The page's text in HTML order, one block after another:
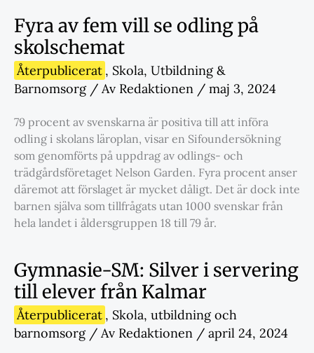
Fyra av fem vill se odling på
skolschemat
Återpublicerat , Skola, Utbildning &
Barnomsorg/ Av Redaktionen / maj 3, 2024
79 procent av svenskarna är positiva till att införa
odling i skolans läroplan, visar en Sifoundersökning
som genomförts på uppdrag av odlings- och
trädgårdsföretaget Nelson Garden. Fyra procent anser
däremot att förslaget är mycket dåligt. Det är dock inte
barnen själva som tillfrågats utan 1000 svenskar från
hela landet i åldersgruppen 18 till 79 år.
Gymnasie-SM: Silver i servering
till elever från Kalmar
Återpublicerat , Skola, utbildning och
barnomsorg/ Av Redaktionen / april 24, 2024